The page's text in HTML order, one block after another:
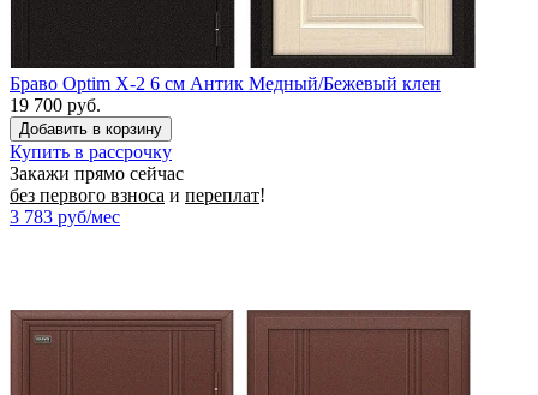
Браво Optim X-2 6 см Антик Медный/Бежевый клен
19 700 руб.
Купить в рассрочку
Закажи прямо сейчас
без первого взноса и переплат!
3 783 руб/мес